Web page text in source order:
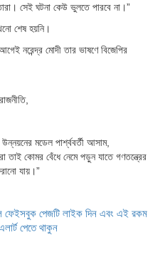
সেই ঘটনা কেউ ভুলতে পারবে না।”
শেষ হয়নি।
নরেন্দ্র মোদী তার ভাষণে বিজেপির
মডেল পার্শ্ববর্তী আসাম,
তাই কোমর বেঁধে নেমে পড়ুন যাতে গণতন্ত্রের
যায়।”
ফেইসবুক পেজটি লাইক দিন এবং এই রকম
পেতে থাকুন